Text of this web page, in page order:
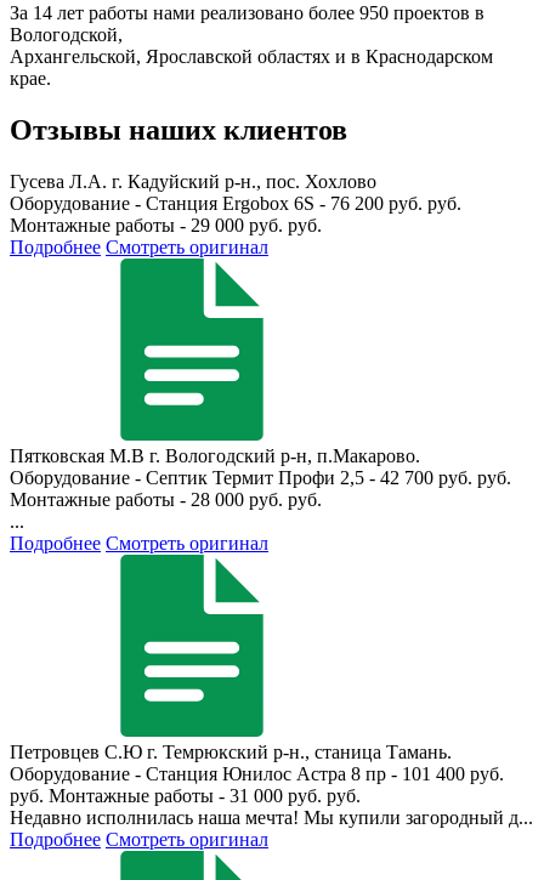
За 14 лет работы нами реализовано более 950 проектов в
Вологодской,
Архангельской, Ярославской областях и в Краснодарском
крае.
Отзывы наших клиентов
Гусева Л.А. г. Кадуйский р-н., пос. Хохлово
Оборудование - Станция Ergobox 6S - 76 200 руб. руб.
Монтажные работы - 29 000 руб. руб.
Подробнее Смотреть оригинал
Пятковская М.В г. Вологодский р-н, п.Макарово.
Оборудование - Септик Термит Профи 2,5 - 42 700 руб. руб.
Монтажные работы - 28 000 руб. руб.
...
Подробнее Смотреть оригинал
Петровцев С.Ю г. Темрюкский р-н., станица Тамань.
Оборудование - Станция Юнилос Астра 8 пр - 101 400 руб.
руб. Монтажные работы - 31 000 руб. руб.
Недавно исполнилась наша мечта! Мы купили загородный д...
Подробнее Смотреть оригинал